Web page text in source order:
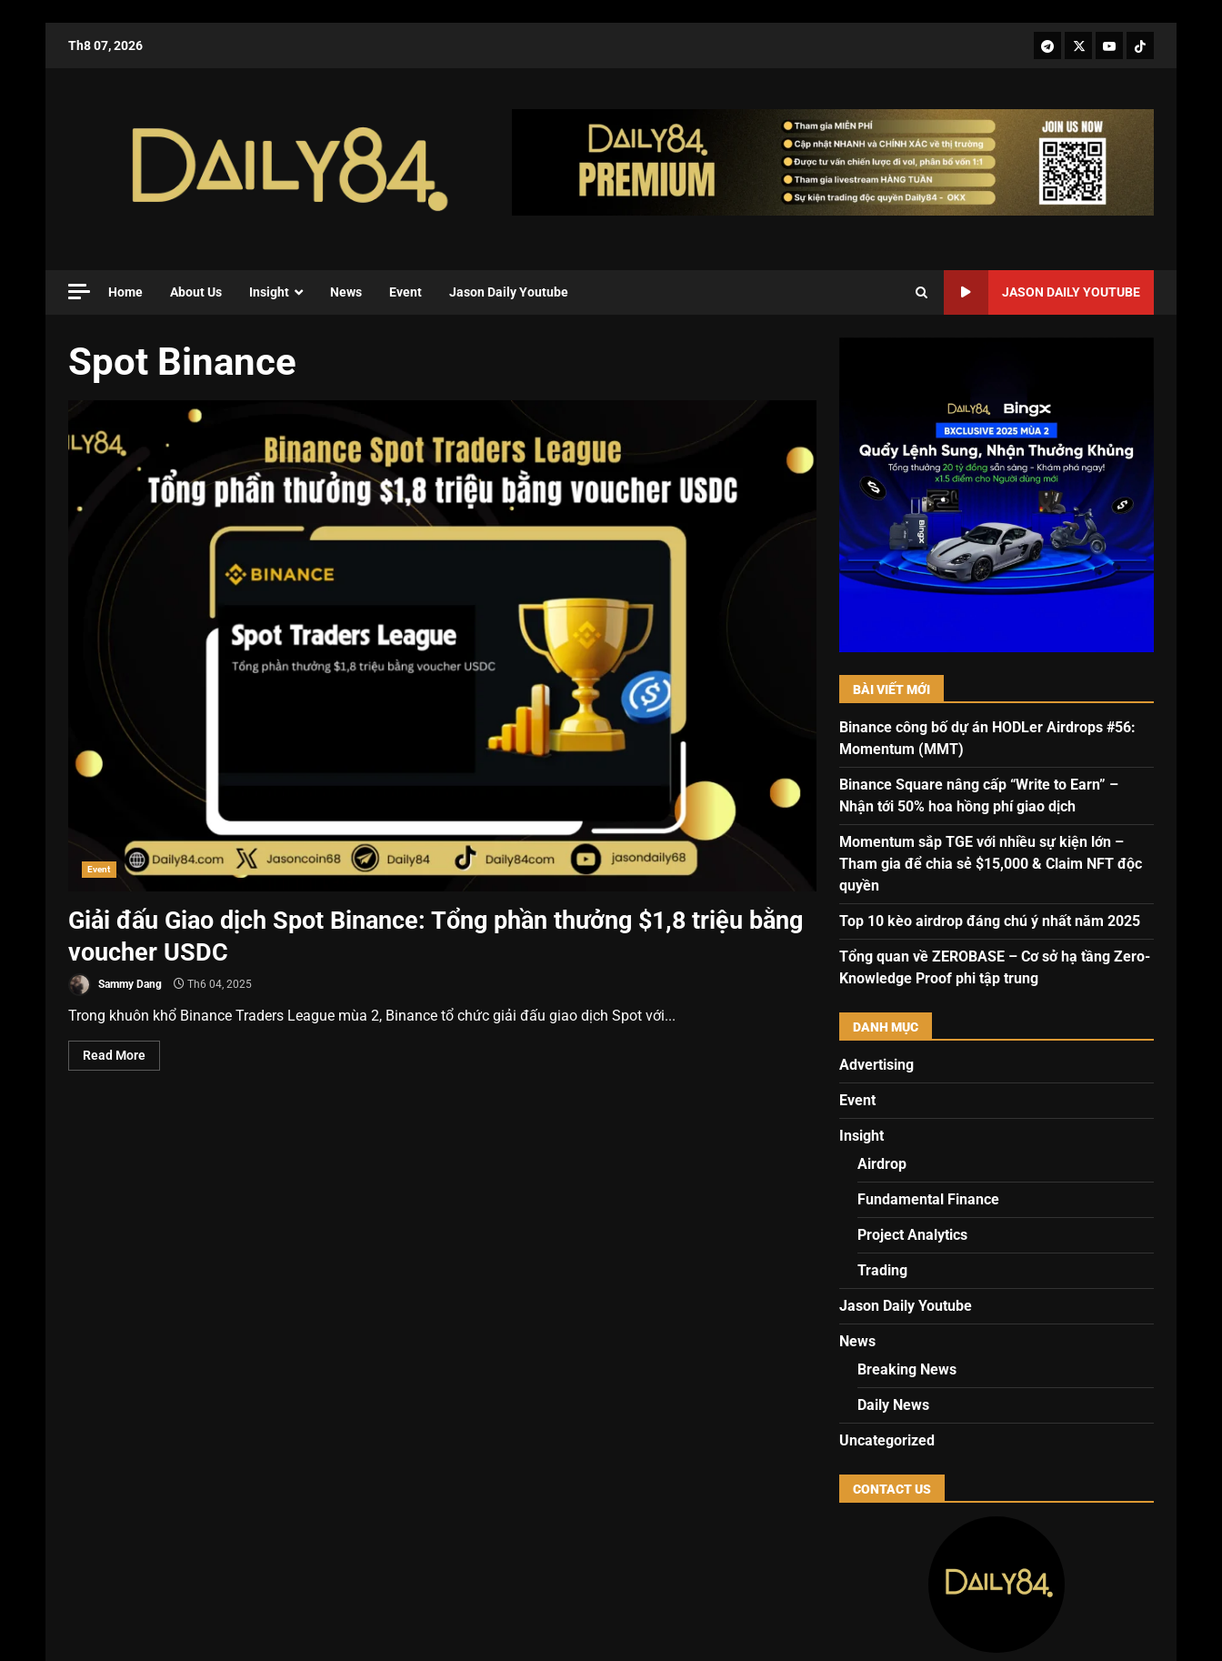
Th8 07, 2026
Home About Us Insight News Event Jason Daily Youtube JASON DAILY YOUTUBE
Spot Binance
Event
Giải đấu Giao dịch Spot Binance: Tổng phần thưởng $1,8 triệu bằng
voucher USDC
Sammy Dang Th6 04, 2025
Trong khuôn khổ Binance Traders League mùa 2, Binance tổ chức giải đấu giao dịch Spot với...
Read More
BÀI VIẾT MỚI
Binance công bố dự án HODLer Airdrops #56:
Momentum (MMT)
Binance Square nâng cấp “Write to Earn” –
Nhận tới 50% hoa hồng phí giao dịch
Momentum sắp TGE với nhiều sự kiện lớn –
Tham gia để chia sẻ $15,000 & Claim NFT độc
quyền
Top 10 kèo airdrop đáng chú ý nhất năm 2025
Tổng quan về ZEROBASE – Cơ sở hạ tầng Zero-
Knowledge Proof phi tập trung
DANH MỤC
Advertising
Event
Insight
Airdrop
Fundamental Finance
Project Analytics
Trading
Jason Daily Youtube
News
Breaking News
Daily News
Uncategorized
CONTACT US